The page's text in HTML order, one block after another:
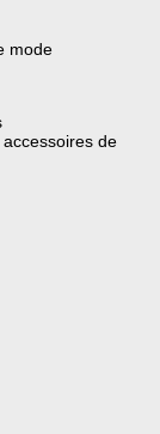
mode
de